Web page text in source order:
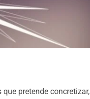
pretende